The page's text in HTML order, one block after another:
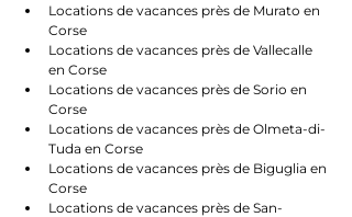
Locations de vacances près de Murato en
Corse
Locations de vacances près de Vallecalle
en Corse
Locations de vacances près de Sorio en
Corse
Locations de vacances près de Olmeta-di-
Tuda en Corse
Locations de vacances près de Biguglia en
Corse
Locations de vacances près de San-